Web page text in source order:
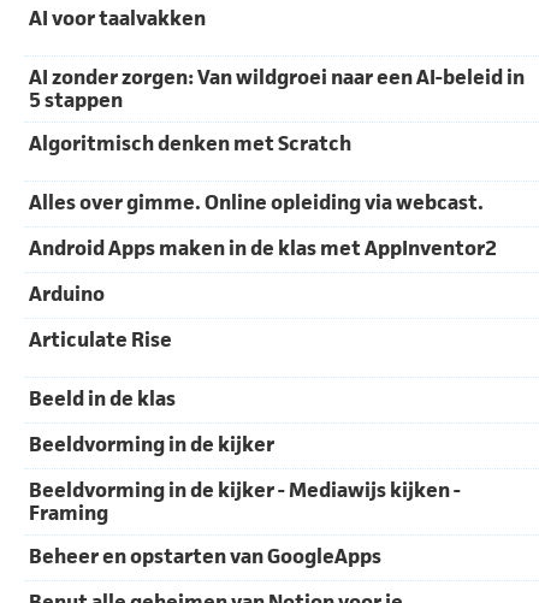
AI voor taalvakken
AI zonder zorgen: Van wildgroei naar een AI-beleid in
5 stappen
Algoritmisch denken met Scratch
Alles over gimme. Online opleiding via webcast.
Android Apps maken in de klas met AppInventor2
Arduino
Articulate Rise
Beeld in de klas
Beeldvorming in de kijker
Beeldvorming in de kijker - Mediawijs kijken -
Framing
Beheer en opstarten van GoogleApps